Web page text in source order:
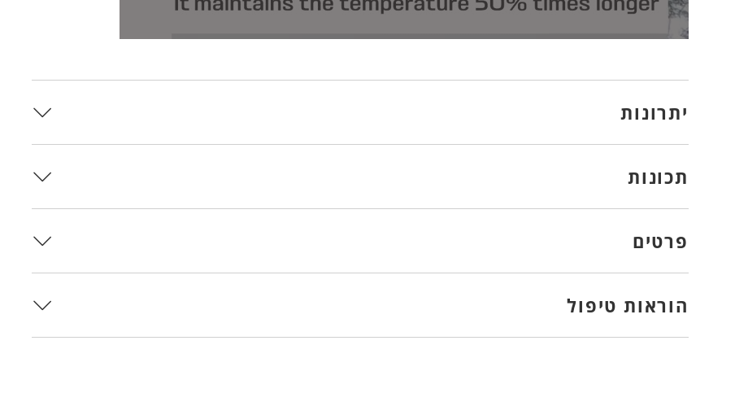
יתרונות
תכונות
פרטים
הוראות טיפול